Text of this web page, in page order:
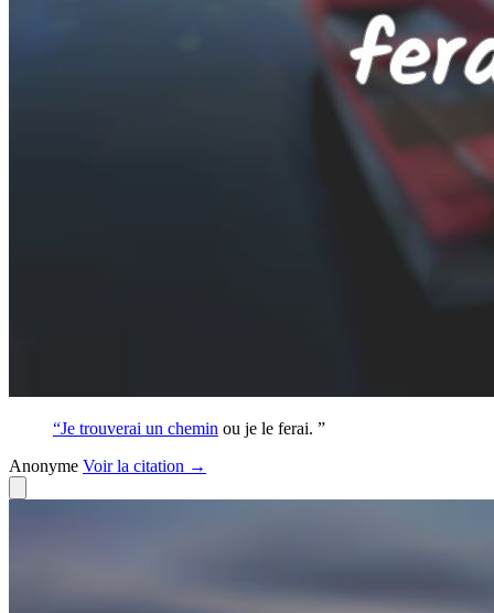
“Je trouverai un chemin ou je le ferai. ”
Anonyme Voirla citation →